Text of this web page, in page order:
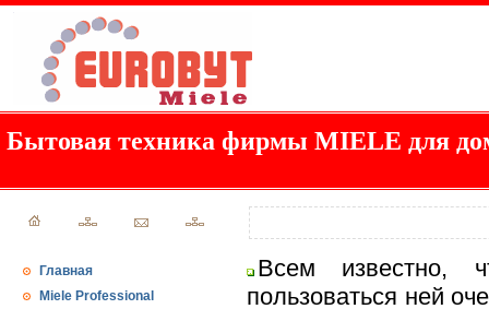
Бытовая техника фирмы MIELE для
Главная
Miele Professional
Всем известно,
пользоваться ней